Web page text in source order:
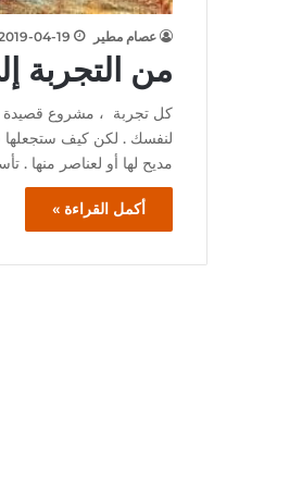
عصام مطير 04-19
من التجربة
كل تجربة ، مشروع قصيدة .
لنفسك . لكن كيف ستجعلها
مديح لها أو لعناصر منها .
أكمل القراءة »